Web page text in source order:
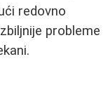
redovno
probleme